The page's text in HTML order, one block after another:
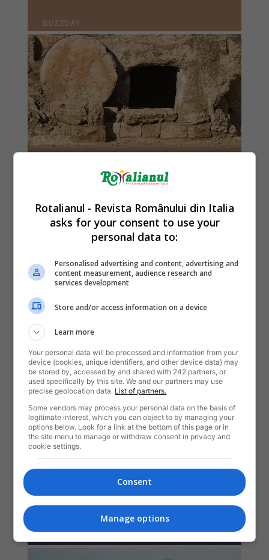
Rotalianul - Revista Românului din Italia
asks for your consent to use your
personal data to:
Personalised advertising and content, advertising and
content measurement, audience research and
services development
Store and/or access information on a device
Learn more
Your personal data will be processed and information from your
device (cookies, unique identifiers, and other device data) may
be stored by, accessed by and shared with 242 partners, or
used specifically by this site. We and our partners may use
precise geolocation data. List of partners.
Some vendors may process your personal data on the basis of
legitimate interest, which you can object to by managing your
options below. Look for a link at the bottom of this page or in
the site menu to manage or withdraw consent in privacy and
cookie settings.
Consent
Manage options